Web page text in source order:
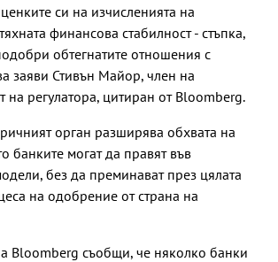
си на изчисленията на
финансова стабилност - стъпка,
обтегнатите отношения с
заяви Стивън Майор, член на
на регулатора, цитиран от Bloomberg.
орган разширява обхвата на
банките могат да правят във
без да преминават през цялата
на одобрение от страна на
Bloomberg съобщи, че няколко банки